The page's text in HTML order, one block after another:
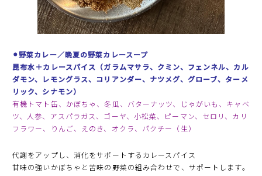
⚫︎野菜カレー／晩夏の野菜カレースープ
昆布水＋カレースパイス（ガラムマサラ、クミン、フェンネル、カル
ダモン、レモングラス、コリアンダー、ナツメグ、グローブ、ターメ
リック、シナモン）
有機トマト缶、かぼちゃ、冬瓜、バターナッツ、じゃがいも、キャベ
ツ、人参、アスパラガス、ゴーヤ、小松菜、ピーマン、セロリ、カリ
フラワー、りんご、えのき、オクラ、パクチー（生）
代謝をアップし、消化をサポートするカレースパイス
甘味の強いかぼちゃと苦味の野菜の組み合わせで、サポートします。